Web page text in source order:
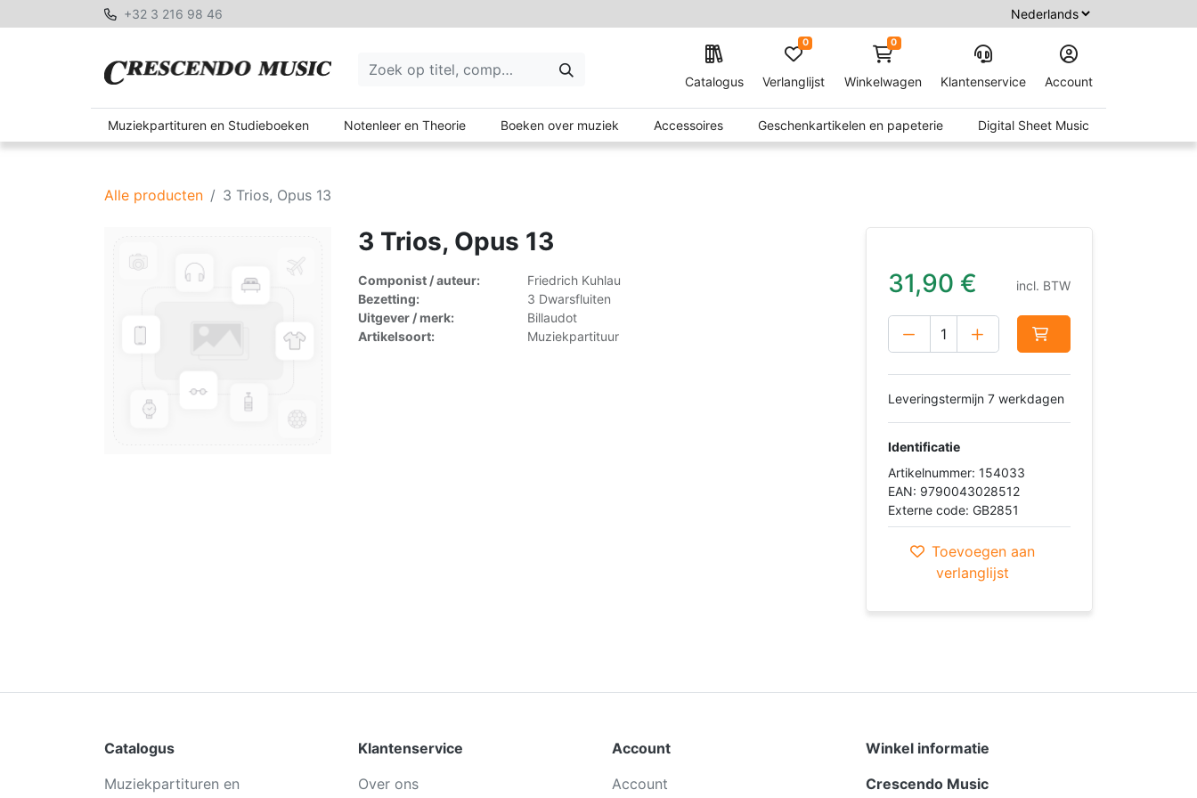
+32 3 216 98 46
Catalogus Verlanglijst
0 0
Winkelwagen Klantenservice Account
Muziekpartituren en Studieboeken Notenleer en Theorie Boeken over muziek Accessoires Geschenkartikelen en papeterie Digital Sheet Music
Alle producten 3 Trios, Opus 13
3 Trios, Opus 13
Componist / auteur:
Friedrich Kuhlau
Bezetting:
3 Dwarsfluiten
Uitgever / merk:
Billaudot
Artikelsoort:
Muziekpartituur
31,90 € incl. BTW
Leveringstermijn 7 werkdagen
Identificatie
Artikelnummer: 154033
EAN: 9790043028512
Externe code: GB2851
Toevoegen aan
verlanglijst
Catalogus
Muziekpartituren en
Klantenservice
Over ons
Account
Account
Winkel informatie
Crescendo Music